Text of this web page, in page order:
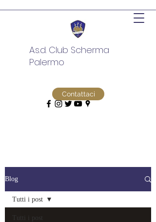
A.s.d. Club Scherma
Palermo
Contattaci
Blog
Tutti i post
Tutti i post